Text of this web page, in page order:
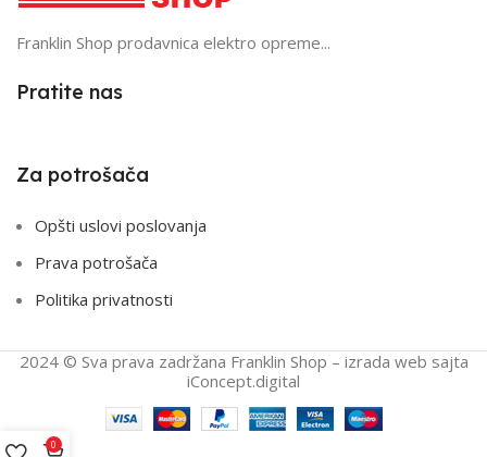
Franklin Shop prodavnica elektro opreme...
Pratite nas
Za potrošača
Opšti uslovi poslovanja
Prava potrošača
Politika privatnosti
2024 © Sva prava zadržana Franklin Shop – izrada web sajta
iConcept.digital
0